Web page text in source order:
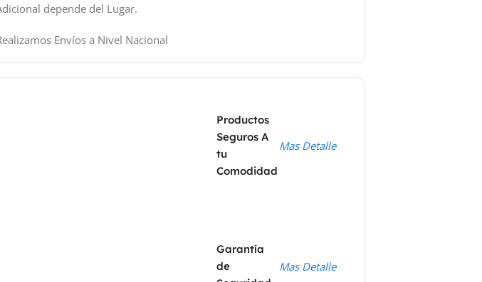
depende del Lugar.
Envíos a Nivel Nacional
Productos
Seguros A
tu
Comodidad
Mas Detalle
Garantía
de
Mas Detalle